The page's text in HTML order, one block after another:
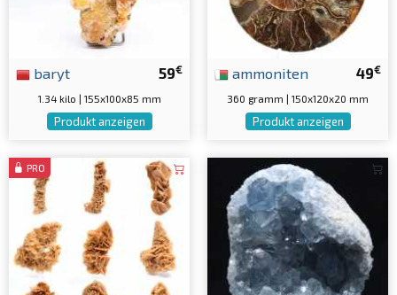
59€
baryt
1.34 kilo | 155x100x85 mm
Produkt anzeigen
49€
ammoniten
360 gramm | 150x120x20 mm
Produkt anzeigen
PRO